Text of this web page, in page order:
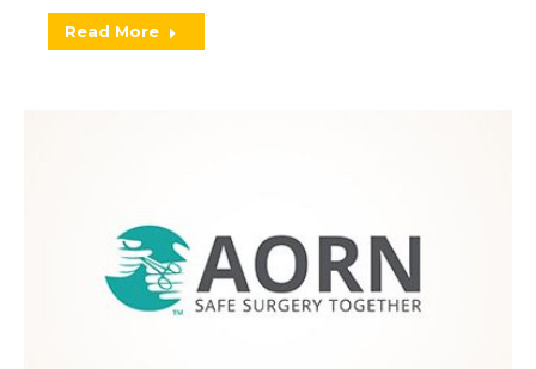
Read More